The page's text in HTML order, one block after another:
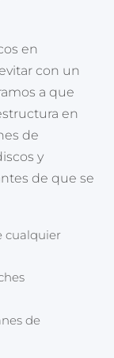
en
con un
a que
en
de
y
de que se
cualquier
de